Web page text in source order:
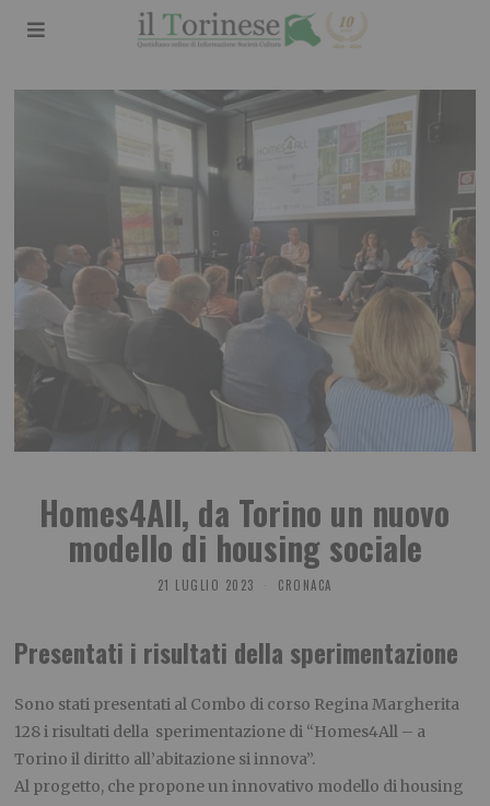
Homes4All, da Torino un nuovo
modello di housing sociale
21 LUGLIO 2023 CRONACA
Presentati i risultati della sperimentazione
Sono stati presentati al Combo di corso Regina Margherita
128 i risultati della sperimentazione di “Homes4All – a
Torino il diritto all’abitazione si innova”.
Al progetto, che propone un innovativo modello di housing